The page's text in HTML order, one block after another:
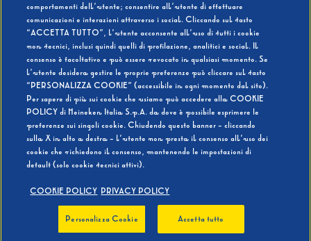
BEVI RESPONSABILMENTE
comportamenti dell’utente; consentire all’utente di effettuare
comunicazioni e interazioni attraverso i social. Cliccando sul tasto
“ACCETTA TUTTO”, l’utente acconsente all’uso di tutti i cookie
non tecnici, inclusi quindi quelli di profilazione, analitici e social. Il
consenso è facoltativo e può essere revocato in qualsiasi momento. Se
l’utente desidera gestire le proprie preferenze può cliccare sul tasto
“PERSONALIZZA COOKIE” (accessibile in ogni momento dal sito).
Per sapere di più sui cookie che usiamo può accedere alla COOKIE
POLICY di Heineken Italia S.p.A. da dove è possibile esprimere le
preferenze sui singoli cookie. Chiudendo questo banner - cliccando
sulla X in alto a destra - l’utente non presta il consenso all’uso dei
cookie che richiedono il consenso, mantenendo le impostazioni di
default (solo cookie tecnici attivi).
COOKIE POLICY PRIVACY POLICY
Personalizza Cookie Accetta tutto